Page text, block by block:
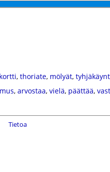
kortti, thoriate, mölyät,
, arvostaa, vielä, päättää,
Tietoa